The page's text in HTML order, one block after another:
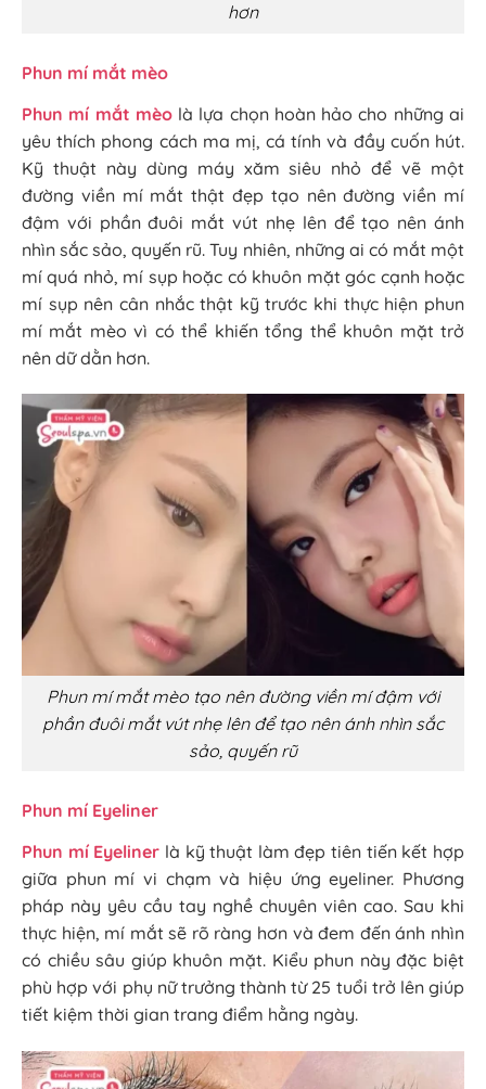
hơn
Phun mí mắt mèo
Phun mí mắt mèolà lựa chọn hoàn hảo cho những ai
yêu thích phong cách ma mị, cá tính và đầy cuốn hút.
Kỹ thuật này dùng máy xăm siêu nhỏ để vẽ một
đường viền mí mắt thật đẹp tạo nên đường viền mí
đậm với phần đuôi mắt vút nhẹ lên để tạo nên ánh
nhìn sắc sảo, quyến rũ. Tuy nhiên, những ai có mắt một
mí quá nhỏ, mí sụp hoặc có khuôn mặt góc cạnh hoặc
mí sụp nên cân nhắc thật kỹ trước khi thực hiện phun
mí mắt mèo vì có thể khiến tổng thể khuôn mặt trở
nên dữ dằn hơn.
Phun mí mắt mèo tạo nên đường viền mí đậm với
phần đuôi mắt vút nhẹ lên để tạo nên ánh nhìn sắc
sảo, quyến rũ
Phun mí Eyeliner
Phun mí Eyeliner là kỹ thuật làm đẹp tiên tiến kết hợp
giữa phun mí vi chạm và hiệu ứng eyeliner. Phương
pháp này yêu cầu tay nghề chuyên viên cao. Sau khi
thực hiện, mí mắt sẽ rõ ràng hơn và đem đến ánh nhìn
có chiều sâu giúp khuôn mặt. Kiểu phun này đặc biệt
phù hợp với phụ nữ trưởng thành từ 25 tuổi trở lên giúp
tiết kiệm thời gian trang điểm hằng ngày.